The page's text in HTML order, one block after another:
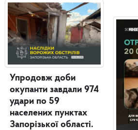
Упродовж доби
окупанти завдали 974
удари по 59
населених пунктах
Запорізької області.